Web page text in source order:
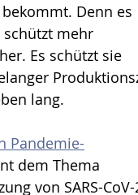
Denn es
mehr
Es schützt sie
lang.
Pandemie-
dem Thema
von SARS-CoV-